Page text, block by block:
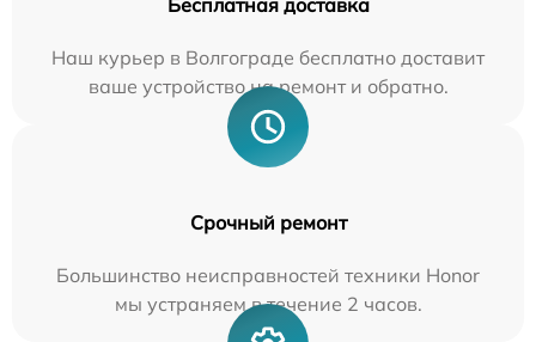
Наш курьер в Волгограде бесплатно доставит
ваше устройство на ремонт и обратно.
Срочный ремонт
Большинство неисправностей техники Honor
мы устраняем в течение 2 часов.